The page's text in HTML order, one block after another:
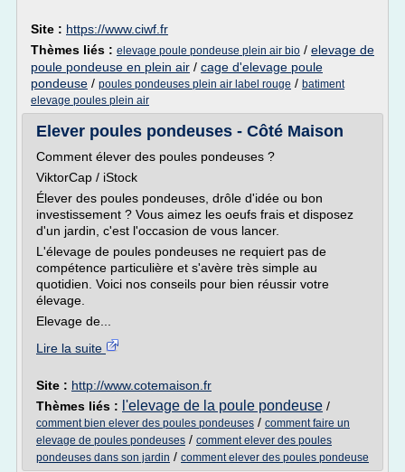
Site : https://www.ciwf.fr
Thèmes liés : elevage poule pondeuse plein air bio / elevage de
poule pondeuse en plein air / cage d'elevage poule
pondeuse / poules pondeuses plein air label rouge / batiment
elevage poules plein air
Elever poules pondeuses - Côté Maison
Comment élever des poules pondeuses ?
ViktorCap / iStock
Élever des poules pondeuses, drôle d'idée ou bon
investissement ? Vous aimez les oeufs frais et disposez
d'un jardin, c'est l'occasion de vous lancer.
L'élevage de poules pondeuses ne requiert pas de
compétence particulière et s'avère très simple au
quotidien. Voici nos conseils pour bien réussir votre
élevage.
Elevage de...
Lire la suite
Site : http://www.cotemaison.fr
Thèmes liés : l'elevage de la poule pondeuse /
comment bien elever des poules pondeuses / comment faire un
elevage de poules pondeuses / comment elever des poules
pondeuses dans son jardin / comment elever des poules pondeuse